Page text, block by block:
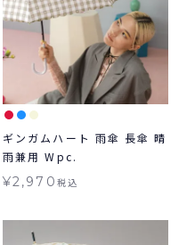
ギンガムハート 雨傘 長傘 晴
雨兼用 Wpc.
¥2,970 税込